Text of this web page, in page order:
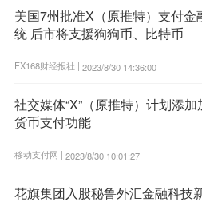
美国7州批准X（原推特）支付金
统 后市将支援狗狗币、比特币
FX168财经报社 | 2023/8/30 14:36:00
社交媒体“X”（原推特）计划添加
货币支付功能
移动支付网 | 2023/8/30 10:01:27
花旗集团入股秘鲁外汇金融科技